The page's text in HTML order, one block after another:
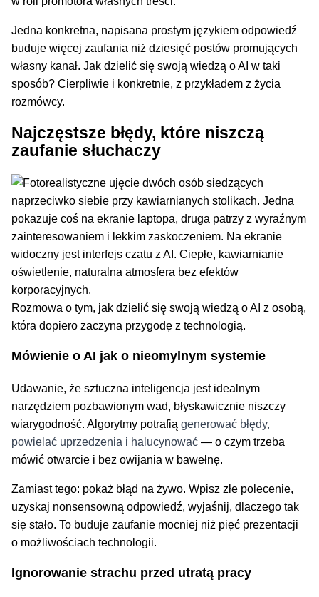
Jedna konkretna, napisana prostym językiem odpowiedź
buduje więcej zaufania niż dziesięć postów promujących
własny kanał. Jak dzielić się swoją wiedzą o AI w taki
sposób? Cierpliwie i konkretnie, z przykładem z życia
rozmówcy.
Najczęstsze błędy, które niszczą
zaufanie słuchaczy
Rozmowa o tym, jak dzielić się swoją wiedzą o AI z osobą,
która dopiero zaczyna przygodę z technologią.
Mówienie o AI jak o nieomylnym systemie
Udawanie, że sztuczna inteligencja jest idealnym
narzędziem pozbawionym wad, błyskawicznie niszczy
wiarygodność. Algorytmy potrafiągenerować błędy,
powielać uprzedzenia i halucynować — o czym trzeba
mówić otwarcie i bez owijania w bawełnę.
Zamiast tego: pokaż błąd na żywo. Wpisz złe polecenie,
uzyskaj nonsensowną odpowiedź, wyjaśnij, dlaczego tak
się stało. To buduje zaufanie mocniej niż pięć prezentacji
o możliwościach technologii.
Ignorowanie strachu przed utratą pracy